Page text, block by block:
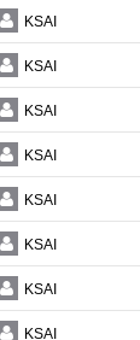
KSAI
KSAI
KSAI
KSAI
KSAI
KSAI
KSAI
KSAI